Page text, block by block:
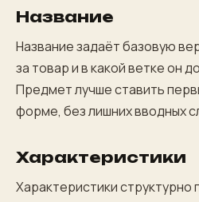
Название
Название задаёт базовую
за товар и в какой ветке он
Предмет лучше ставить
форме, без лишних вводных
Характеристики
Характеристики